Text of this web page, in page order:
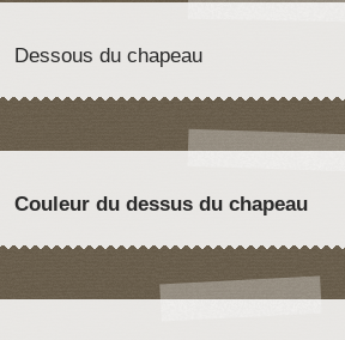
Dessous du chapeau
Couleur du dessus du chapeau